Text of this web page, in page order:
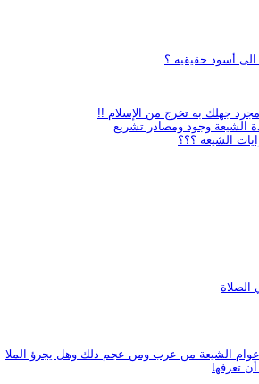
الى أسود حقيقيه ؟
جهلك به تخرج من الإسلام !!
الشيعة وجود ومصادر تشريع
الشيعة ؟؟؟
الصلاة
الشيعة من عرب ومن عجم ذلك وهل يجرؤ الملا
تعرفها